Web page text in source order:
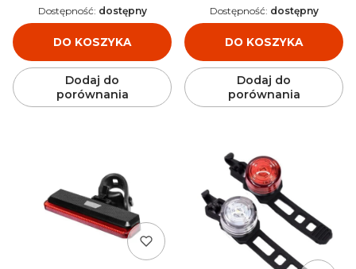
DO KOSZYKA
Dostępność: dostępny
Dodaj do
porównania
DO KOSZYKA
Dostępność: dostępny
Dodaj do
porównania